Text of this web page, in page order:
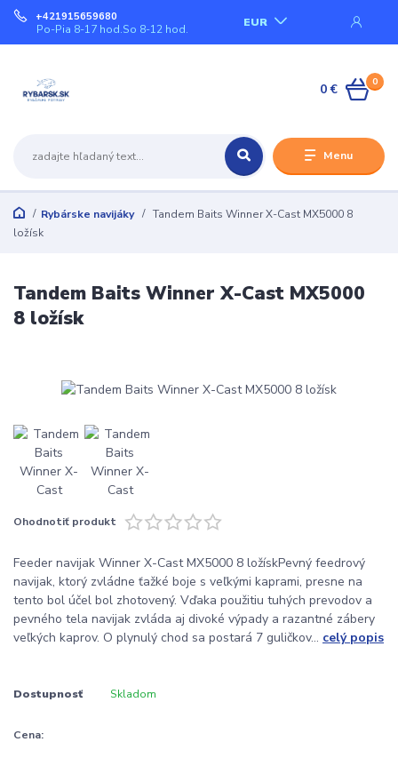
Menu
EUR
+421915659680
Po-Pia 8-17 hod.So 8-12 hod.
0
0 €
Rybárske navijáky
Tandem Baits Winner X-Cast MX5000 8
ložísk
Tandem Baits Winner X-Cast MX5000
8 ložísk
Ohodnotiť produkt
Feeder navijak Winner X-Cast MX5000 8 ložískPevný feedrový
navijak, ktorý zvládne ťažké boje s veľkými kaprami, presne na
tento bol účel bol zhotovený. Vďaka použitiu tuhých prevodov a
pevného tela navijak zvláda aj divoké výpady a razantné zábery
veľkých kaprov. O plynulý chod sa postará 7 guličkov... celý popis
Dostupnosť Skladom
Cena: